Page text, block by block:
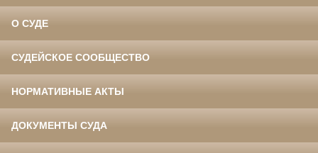
О СУДЕ
СУДЕЙСКОЕ СООБЩЕСТВО
НОРМАТИВНЫЕ АКТЫ
ДОКУМЕНТЫ СУДА